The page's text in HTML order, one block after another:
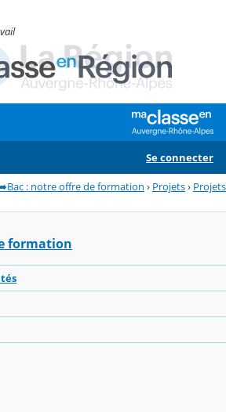
Se connecter
: notre offre de formation › Projets› Projets
formation